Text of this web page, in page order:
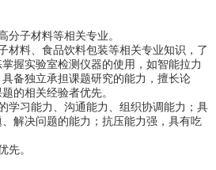
分子材料等相关专业。
材料、食品饮料包装等相关专业知识，了
握实验室检测仪器的使用，如智能拉力
备独立承担课题研究的能力，擅长论
的相关经验者优先。
学习能力、沟通能力、组织协调能力；具
解决问题的能力；抗压能力强，具有吃
先。